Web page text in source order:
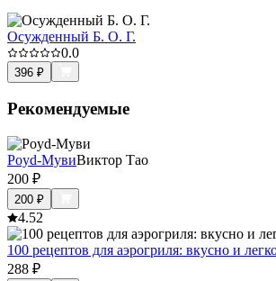
Осужденный Б. О. Г.
0.0
396 ₽
Рекомендуемые
Роyd-MyвиВиктор Тао
200 ₽
200 ₽
4.52
100 рецептов для аэрогриля: вкусно и
288 ₽